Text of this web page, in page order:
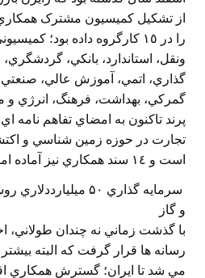
از تشكيل کميسيون مشترک
را در ١٥ کارگروه داده بود؛
ونقل، استاندارد، بانکي،
گذاري، اتمي، آموزش عالي، صنعتي،
گمرکي، بهداشت، فرهنگ، انرژي و
پرند تاكنون به امضاي تفاهم نامه
تجارت در حوزه زمين شناسي و
است و ١٤ سند همكاري نيز آماده امضاست.
سرمايه گذاري ۵۰
و گاز
با گذشت زماني نه چندان طولاني،
رسانه ها قرار گرفت كه البته
مي شد تا ايران؛ گسترش همكاري